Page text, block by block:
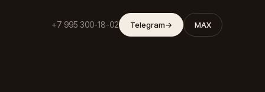
+7 995 300-18-02 Telegram→ MAX